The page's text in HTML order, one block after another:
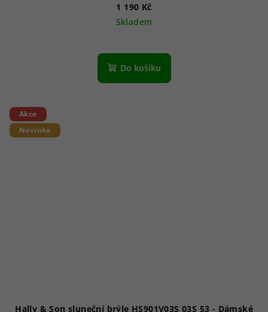
1 190 Kč
Skladem
Do košíku
Akce
Novinka
Hally & Son sluneční brýle HS901V03S 03S 53 - Dámské